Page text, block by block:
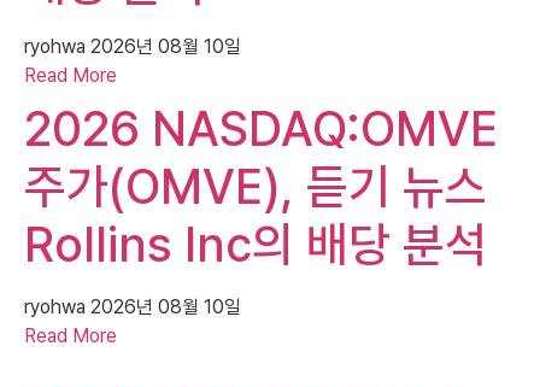
ryohwa 2026년 08월 10일
Read More
2026 NASDAQ:OMVE
주가(OMVE), 듣기 뉴스
Rollins Inc의 배당 분석
ryohwa 2026년 08월 10일
Read More